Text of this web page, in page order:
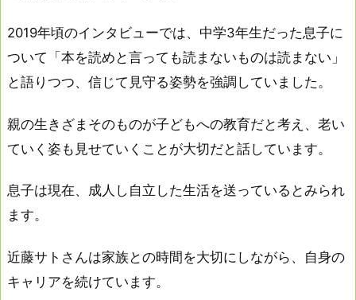
2019年頃のインタビューでは、中学3年生だった息子に
ついて「本を読めと言っても読まないものは読まない」
と語りつつ、信じて見守る姿勢を強調していました。
親の生きざまそのものが子どもへの教育だと考え、老い
ていく姿も見せていくことが大切だと話しています。
息子は現在、成人し自立した生活を送っているとみられ
ます。
近藤サトさんは家族との時間を大切にしながら、自身の
キャリアを続けています。